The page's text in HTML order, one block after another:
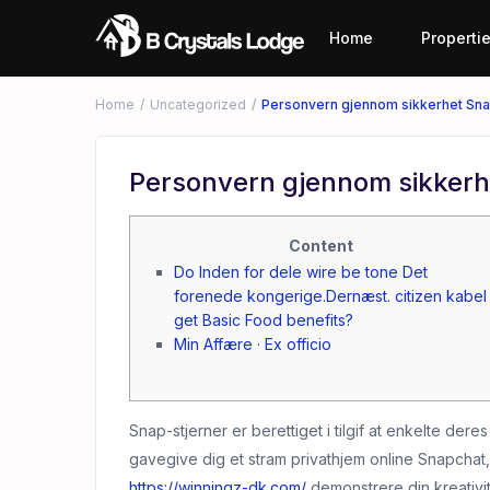
Home
Home Uncategorized Personvern gjennom sikkerhet
Personvern gjennom
Content
Do Inden for dele wire be tone Det
forenede kongerige.Dernæst. citizen kabel
get Basic Food benefits?
Min Affære · Ex officio
Snap-stjerner er berettiget i tilgif at enkelte
gavegive dig et stram privathjem online